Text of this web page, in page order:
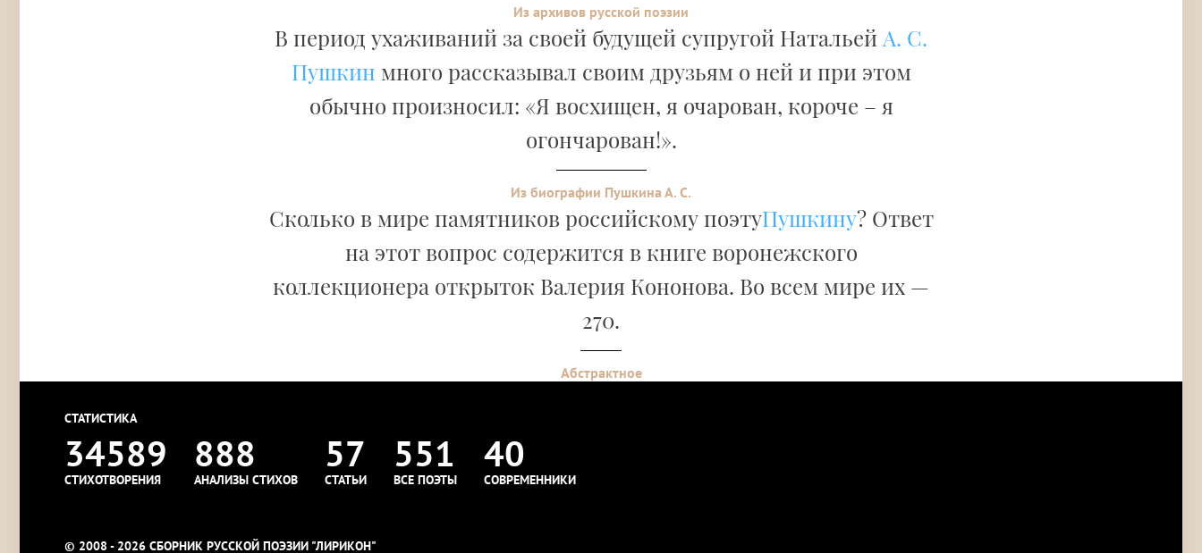
Из архивов русской поэзии
В период ухаживаний за своей будущей супругой Натальей А. С.
Пушкин много рассказывал своим друзьям о ней и при этом
обычно произносил: «Я восхищен, я очарован, короче – я
огончарован!».
Из биографии Пушкина А. С.
Сколько в мире памятников российскому поэтуПушкину? Ответ
на этот вопрос содержится в книге воронежского
коллекционера открыток Валерия Кононова. Во всем мире их —
270.
Абстрактное
СТАТИСТИКА
34589
СТИХОТВОРЕНИЯ
888
АНАЛИЗЫ СТИХОВ
57
СТАТЬИ
551
ВСЕ ПОЭТЫ
40
СОВРЕМЕННИКИ
© 2008 - 2026 СБОРНИК РУССКОЙ ПОЭЗИИ "ЛИРИКОН"